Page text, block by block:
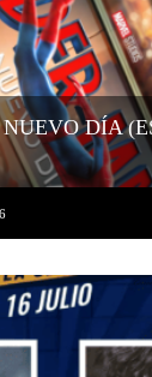
DÍA